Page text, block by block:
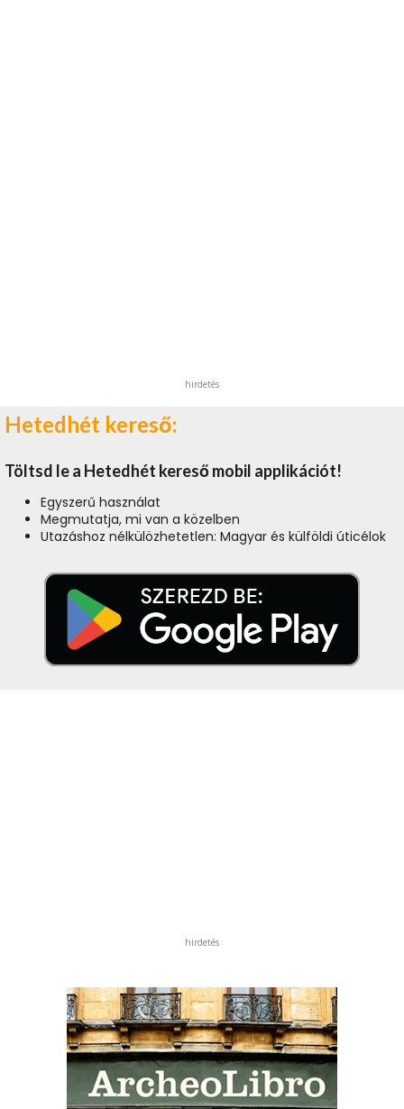
hirdetés
Hetedhét kereső:
Töltsd le a Hetedhét kereső mobil applikációt!
Egyszerű használat
Megmutatja, mi van a közelben
Utazáshoz nélkülözhetetlen: Magyar és külföldi úticélok
hirdetés